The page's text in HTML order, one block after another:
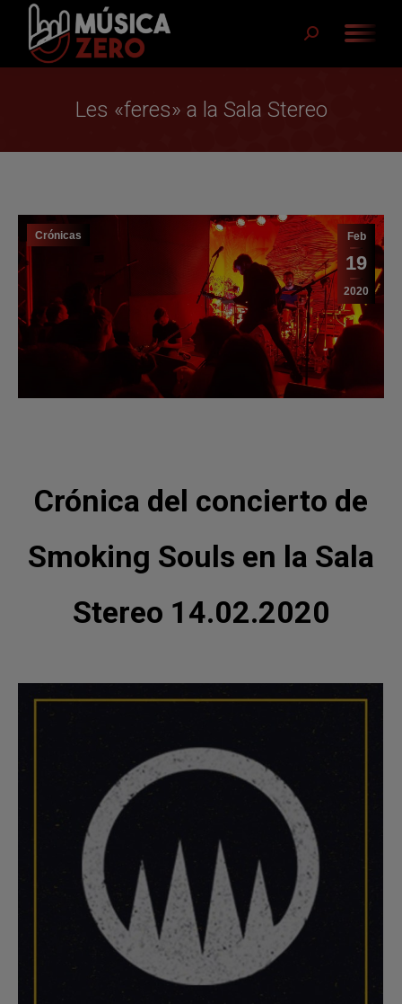
Buscar:
Les «feres» a la Sala Stereo
Feb
19
2020
Crónicas
Crónica del concierto de
Smoking Souls en la Sala
Stereo 14.02.2020